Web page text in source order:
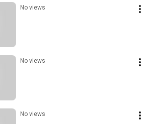
No views
No views
No views